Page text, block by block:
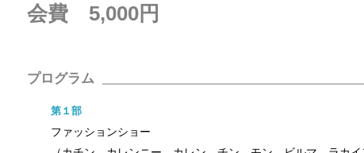
会費 5,000円
プログラム
第１部
ファッションショー